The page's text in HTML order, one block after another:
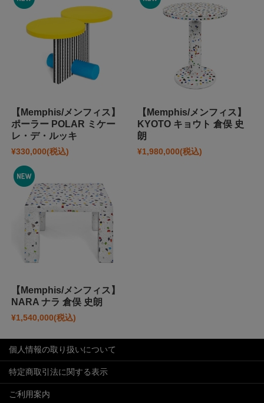
【Memphis/メンフィス】
ポーラー POLAR ミケー
レ・デ・ルッキ
¥330,000(税込)
【Memphis/メンフィス】
KYOTO キョウト 倉俣 史
朗
¥1,980,000(税込)
【Memphis/メンフィス】
NARA ナラ 倉俣 史朗
¥1,540,000(税込)
個人情報の取り扱いについて
特定商取引法に関する表示
ご利用案内